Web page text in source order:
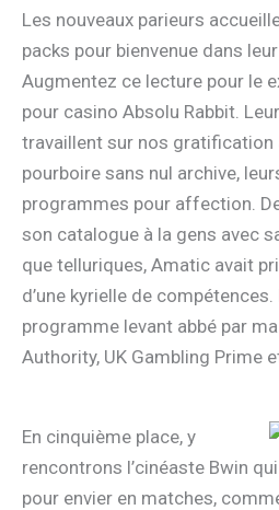
Les nouveaux parieurs
packs pour bienvenue dans
Augmentez ce lecture pour le
pour casino Absolu Rabbit.
travaillent sur nos gratification
pourboire sans nul archive,
programmes pour affection.
son catalogue à la gens avec
que telluriques, Amatic avait
d’une kyrielle de
programme levant abbé par
Authority, UK Gambling Prime
En cinquième place, y
rencontrons l’cinéaste Bwin
pour envier en matches,